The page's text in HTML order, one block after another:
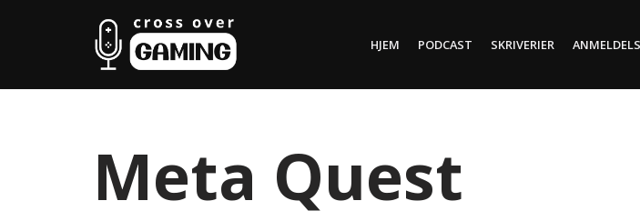
HJEM PODCAST SKRIVERIER
Meta Quest